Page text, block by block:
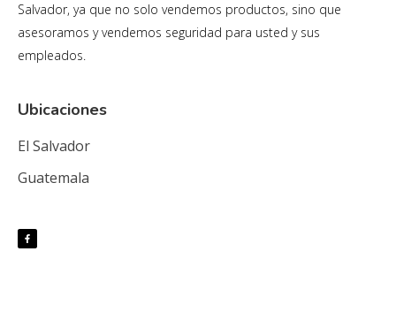
Salvador, ya que no solo vendemos productos, sino que
asesoramos y vendemos seguridad para usted y sus
empleados.
Ubicaciones
El Salvador
Guatemala